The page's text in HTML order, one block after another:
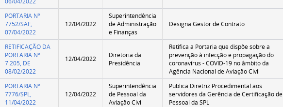
PORTARIA Nº
7752/SAF,
07/04/2022
12/04/2022
Superintendência
de Administração
e Finanças
Designa Gestor de Contrato
RETIFICAÇÃO DA
PORTARIA Nº
7.205, DE
08/02/2022
12/04/2022
Diretoria da
Presidência
Retifica a Portaria que dispõe sobre a
prevenção à infecção e propagação do
coronavírus - COVID-19 no âmbito da
Agência Nacional de Aviação Civil
PORTARIA Nº
7776/SPL,
11/04/2022
12/04/2022
Superintendência
de Pessoal da
Aviação Civil
Publica Diretriz Procedimental aos
servidores da Gerência de Certificação de
Pessoal da SPL